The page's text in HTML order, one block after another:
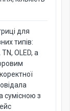
для
типів:
OLED, а
сумісною з